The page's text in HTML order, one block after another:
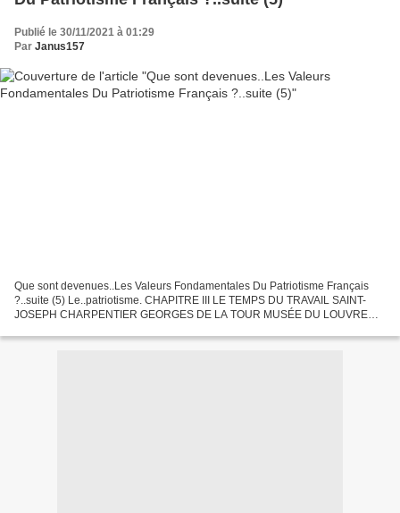
Publié le 30/11/2021 à 01:29
Par Janus157
Que sont devenues..Les Valeurs Fondamentales Du Patriotisme Français
?..suite (5) Le..patriotisme. CHAPITRE III LE TEMPS DU TRAVAIL SAINT-
JOSEPH CHARPENTIER GEORGES DE LA TOUR MUSÉE DU LOUVRE
LA...